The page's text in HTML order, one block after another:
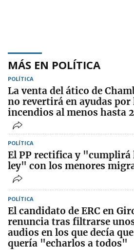
MÁS EN POLÍTICA
POLÍTICA
La venta del ático de
no revertirá en ayudas por
incendios al menos hasta
POLÍTICA
El PP rectifica y "cumplirá
ley" con los menores
POLÍTICA
El candidato de ERC en
renuncia tras filtrarse
audios en los que decía que
quería "echarlos a todos"